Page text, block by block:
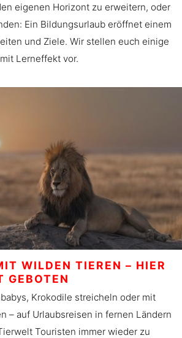
eigenen Horizont zu erweitern, oder
Ein Bildungsurlaub eröffnet einem
und Ziele. Wir stellen euch einige
Lerneffekt vor.
WILDEN TIEREN – HIER
GEBOTEN
Krokodile streicheln oder mit
– auf Urlaubsreisen in fernen Ländern
Touristen immer wieder zu